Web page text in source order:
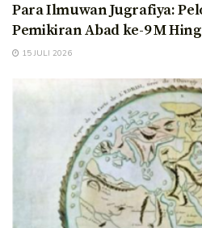
Para Ilmuwan Jugrafiya:
Pemikiran Abad ke-9 M
15 JULI 2026